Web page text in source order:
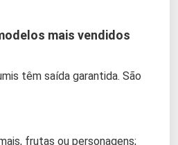
mais vendidos
têm saída garantida. São
frutas ou personagens;